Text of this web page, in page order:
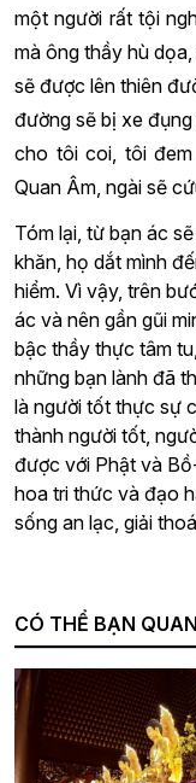
một người rất tội
mà ông thầy hù
sẽ được lên thiên
đường sẽ bị xe
cho tôi coi, tôi
Quan Âm, ngài sẽ
Tóm lại, từ bạn ác
khăn, họ dắt mình
hiểm. Vì vậy, trên
ác và nên gần gũi
bậc thầy thực tâm
những bạn lành đã
là người tốt thực sự
thành người tốt,
được với Phật và
hoa tri thức và đạo
sống an lạc, giải
CÓ THỂ BẠN